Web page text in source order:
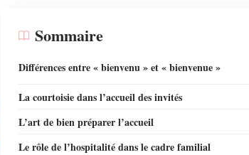
Sommaire
Différences entre « bienvenu » et « bienvenue »
La courtoisie dans l’accueil des invités
L’art de bien préparer l’accueil
Le rôle de l’hospitalité dans le cadre familial